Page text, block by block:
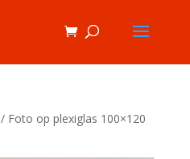
/ Foto op plexiglas 100×120